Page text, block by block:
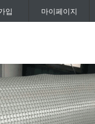
입 마이페이지